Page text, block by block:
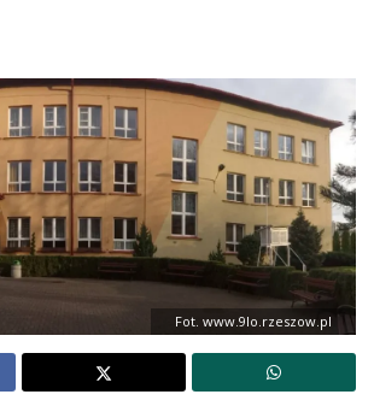
Fot. www.9lo.rzeszow.pl